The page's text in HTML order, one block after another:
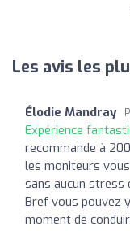
Les avis les
Élodie Mandray
Expérience
recommande à
les moniteurs
sans aucun stress
Bref vous pouvez
moment de